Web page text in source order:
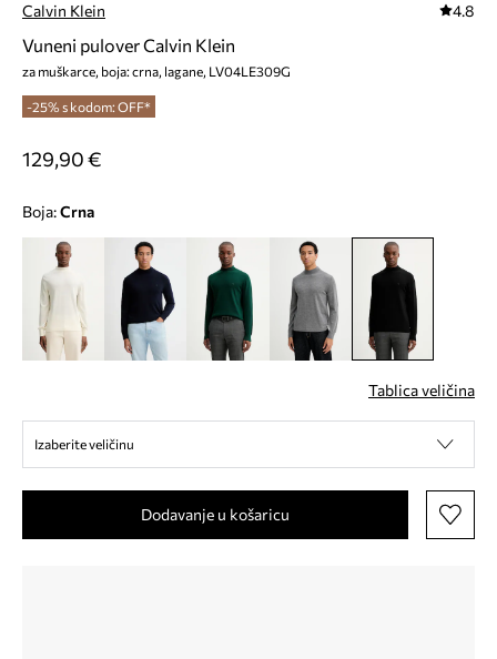
Calvin Klein 4.8
Vuneni pulover Calvin Klein
za muškarce, boja: crna, lagane, LV04LE309G
-25% s kodom: OFF*
129,90 €
Boja: crna
Tablica veličina
Izaberite veličinu
Dodavanje u košaricu